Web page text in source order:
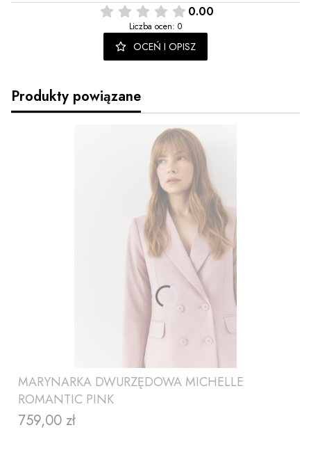
0.00
Liczba ocen: 0
OCEŃ I OPISZ
Produkty powiązane
MARYNARKA DWURZĘDOWA MICHELLE
ROMANTIC PINK
Cena
759,00 zł